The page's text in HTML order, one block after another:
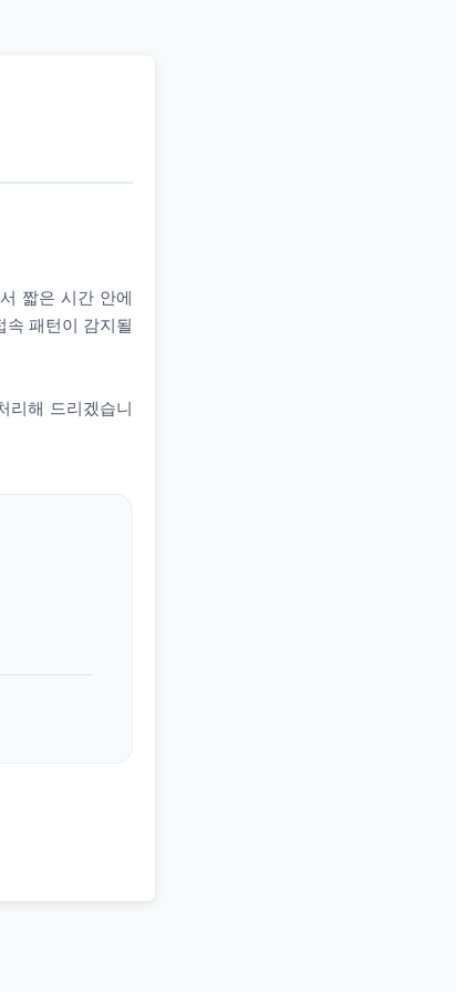
짧은 시간 안에
패턴이 감지될
리해 드리겠습니